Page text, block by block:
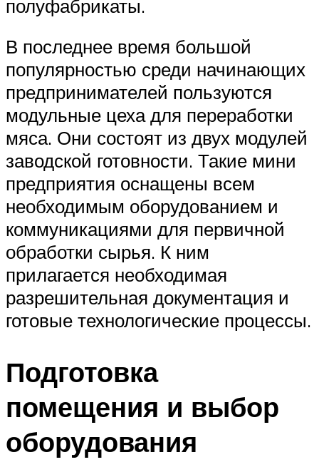
полуфабрикаты.
В последнее время большой
популярностью среди начинающих
предпринимателей пользуются
модульные цеха для переработки
мяса. Они состоят из двух модулей
заводской готовности. Такие мини
предприятия оснащены всем
необходимым оборудованием и
коммуникациями для первичной
обработки сырья. К ним
прилагается необходимая
разрешительная документация и
готовые технологические процессы.
Подготовка
помещения и выбор
оборудования